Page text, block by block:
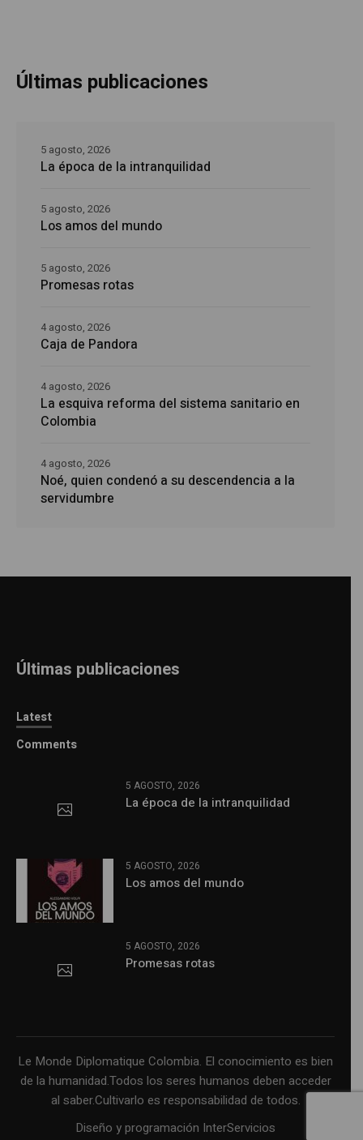
Últimas publicaciones
La época de la intranquilidad
5 agosto, 2026
Los amos del mundo
5 agosto, 2026
Promesas rotas
5 agosto, 2026
Caja de Pandora
4 agosto, 2026
La esquiva reforma del sistema sanitario en
Colombia
4 agosto, 2026
Noé, quien condenó a su descendencia a la
servidumbre
4 agosto, 2026
Últimas publicaciones
Latest
Comments
5 AGOSTO, 2026
La época de la intranquilidad
5 AGOSTO, 2026
Los amos del mundo
5 AGOSTO, 2026
Promesas rotas
Le Monde Diplomatique Colombia. El conocimiento es bien
de la humanidad.Todos los seres humanos deben acceder
al saber.Cultivarlo es responsabilidad de todos.
Diseño y programación InterServicios